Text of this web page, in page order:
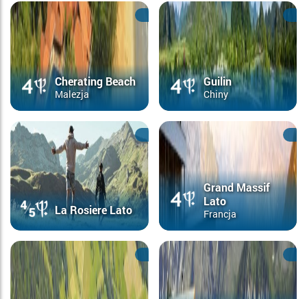
Cherating Beach
Malezja
Guilin
Chiny
La Rosiere Lato
Grand Massif
Lato
Francja